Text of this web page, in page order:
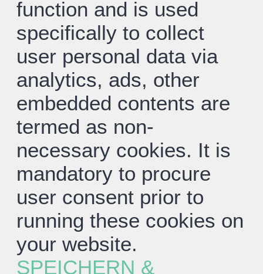
function and is used
specifically to collect
user personal data via
analytics, ads, other
embedded contents are
termed as non-
necessary cookies. It is
mandatory to procure
user consent prior to
running these cookies on
your website.
SPEICHERN &